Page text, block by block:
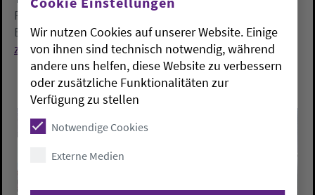
Projektleitung „Zukunft einkaufen“
Ev.-Luth. Kirche in Oldenburg
zukunft-einkaufen@kirche-oldenburg.de
Wir nutzen Cookies auf unserer Website. Einige
von ihnen sind technisch notwendig, während
andere uns helfen, diese Website zu verbessern
oder zusätzliche Funktionalitäten zur
Verfügung zu stellen
Notwendige Cookies
Externe Medien